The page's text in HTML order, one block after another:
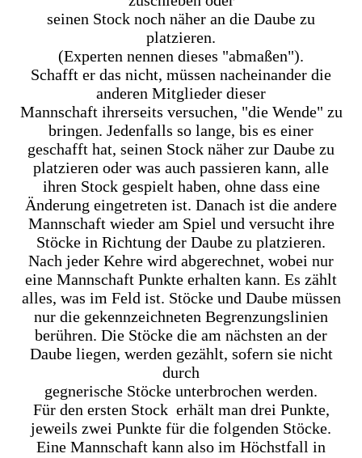
seinen Stock noch näher an die Daube zu
platzieren.
(Experten nennen dieses "abmaßen").
Schafft er das nicht, müssen nacheinander die
anderen Mitglieder dieser
Mannschaft ihrerseits versuchen, "die Wende" zu
bringen. Jedenfalls so lange, bis es einer
geschafft hat, seinen Stock näher zur Daube zu
platzieren oder was auch passieren kann, alle
ihren Stock gespielt haben, ohne dass eine
Änderung eingetreten ist. Danach ist die andere
Mannschaft wieder am Spiel und versucht ihre
Stöcke in Richtung der Daube zu platzieren.
Nach jeder Kehre wird abgerechnet, wobei nur
eine Mannschaft Punkte erhalten kann. Es zählt
alles, was im Feld ist. Stöcke und Daube müssen
nur die gekennzeichneten Begrenzungslinien
berühren. Die Stöcke die am nächsten an der
Daube liegen, werden gezählt, sofern sie nicht
durch
gegnerische Stöcke unterbrochen werden.
Für den ersten Stock erhält man drei Punkte,
jeweils zwei Punkte für die folgenden Stöcke.
Eine Mannschaft kann also im Höchstfall in